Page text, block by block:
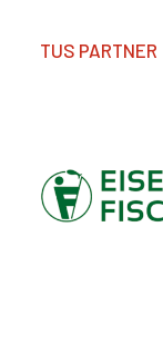
TUS PARTNER